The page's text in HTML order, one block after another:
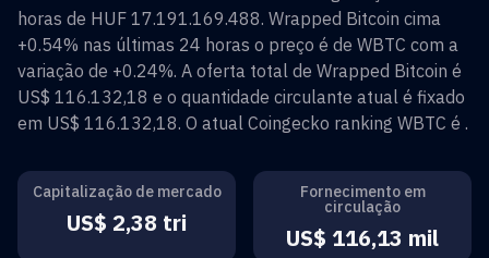
horas de HUF 17.191.169.488. Wrapped Bitcoin cima
+0.54% nas últimas 24 horas o preço é de WBTC com a
variação de +0.24%. A oferta total de Wrapped Bitcoin é
US$ 116.132,18 e o quantidade circulante atual é fixado
em US$ 116.132,18. O atual Coingecko ranking WBTC é .
Capitalização de mercado
US$ 2,38 tri
Fornecimento em
circulação
US$ 116,13 mil